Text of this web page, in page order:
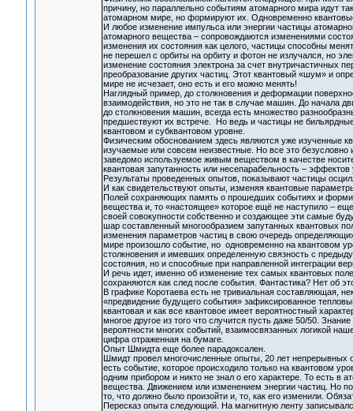
причину, но параллельно событиям атомарного мира идут
атомарном мире, но формируют их. Одновременно
И любое изменение импульса или энергии частицы
атомарного вещества – сопровождаются изменениями
изменения их состояния как целого, частицы способны
не перешел с орбиты на орбиту и фотон не излучался, но
изменение состояния электрона за счет внутричастичных
преобразование других частиц. Этот квантовый «шум» и
мире не исчезает, оно есть и его можно менять!
Наглядный пример, до столкновения и деформации
взаимодействия, но это не так в случае машин. До начала
до столкновения машин, всегда есть множество
предшествуют их встрече. Но ведь и частицы не
квантовом и субквантовом уровне.
Физическим обоснованием здесь являются уже изученные
изучаемые или совсем неизвестные. Но все это
заведомо используемое живым веществом в качестве
квантовая запутанность или несепарабельность –
Результаты проведенных опытов, показывают частицы
И как свидетельствуют опыты, изменяя квантовые
Полей сохраняющих память о прошедших событиях и
вещества и, то «настоящее» которое ещё не наступило –
своей совокупности собственно и создающее эти самые
шар составленный многообразием запутанных квантовых
изменения параметров частиц в свою очередь
мире произошло событие, но одновременно на квантовом
столкновения и имевших определенную связность с
состояния, но и способные при направленной интеграции
И речь идет, именно об изменение тех самых квантовых
сохраняются как след после события. Фантастика? Нет об
В графике Коротаева есть не тривиальная составляющая,
«предвидение будущего события» зафиксированное
квантовая и как все квантовое имеет вероятностный
многое другое из того что случится пусть даже 50/50.
вероятности многих событий, взаимосвязанных логикой
цифра отраженная на бумаге.
Опыт Шмидта еще более парадоксален.
Шмидт провел многочисленные опыты, 20 лет
есть событие, которое происходило только на квантовом
одним прибором и никто не знал о его характере. То есть
вещества. Движением или изменением энергии частиц. Но
то, что должно было произойти и, то, как его изменили.
Пересказ опыта следующий. На магнитную ленту